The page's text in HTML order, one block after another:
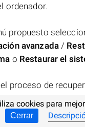
ordenador.
propuesto
avanzada/
o Restaurar el
proceso de
del asistente
Siguiente
. El
de forma
cookies para
Cerrar